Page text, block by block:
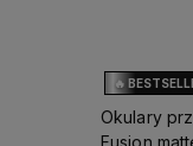
🔥
Okulary